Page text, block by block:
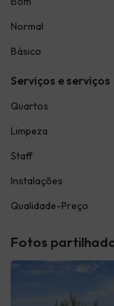
Fotos